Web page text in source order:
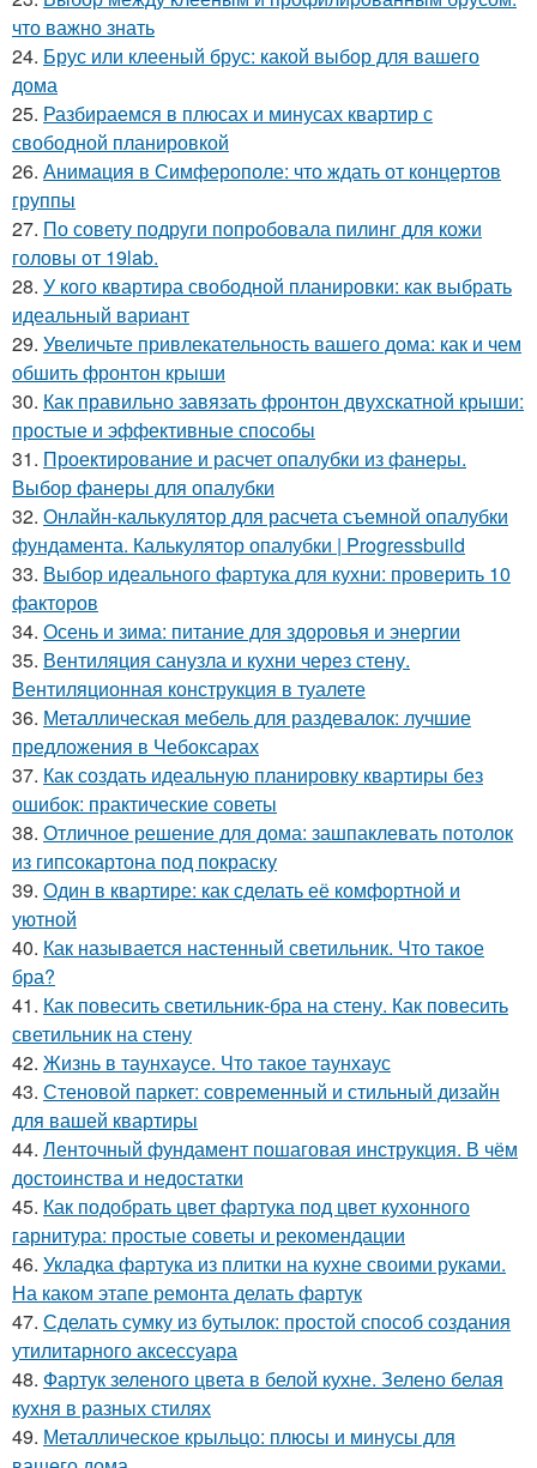
что важно знать
24. Брус или клееный брус: какой выбор для вашего
дома
25. Разбираемся в плюсах и минусах квартир с
свободной планировкой
26. Анимация в Симферополе: что ждать от концертов
группы
27. По совету подруги попробовала пилинг для кожи
головы от 19lab.
28. У кого квартира свободной планировки: как выбрать
идеальный вариант
29. Увеличьте привлекательность вашего дома: как и чем
обшить фронтон крыши
30. Как правильно завязать фронтон двухскатной крыши:
простые и эффективные способы
31. Проектирование и расчет опалубки из фанеры.
Выбор фанеры для опалубки
32. Онлайн-калькулятор для расчета съемной опалубки
фундамента. Калькулятор опалубки | Progressbuild
33. Выбор идеального фартука для кухни: проверить 10
факторов
34. Осень и зима: питание для здоровья и энергии
35. Вентиляция санузла и кухни через стену.
Вентиляционная конструкция в туалете
36. Металлическая мебель для раздевалок: лучшие
предложения в Чебоксарах
37. Как создать идеальную планировку квартиры без
ошибок: практические советы
38. Отличное решение для дома: зашпаклевать потолок
из гипсокартона под покраску
39. Один в квартире: как сделать её комфортной и
уютной
40. Как называется настенный светильник. Что такое
бра?
41. Как повесить светильник-бра на стену. Как повесить
светильник на стену
42. Жизнь в таунхаусе. Что такое таунхаус
43. Стеновой паркет: современный и стильный дизайн
для вашей квартиры
44. Ленточный фундамент пошаговая инструкция. В чём
достоинства и недостатки
45. Как подобрать цвет фартука под цвет кухонного
гарнитура: простые советы и рекомендации
46. Укладка фартука из плитки на кухне своими руками.
На каком этапе ремонта делать фартук
47. Сделать сумку из бутылок: простой способ создания
утилитарного аксессуара
48. Фартук зеленого цвета в белой кухне. Зелено белая
кухня в разных стилях
49. Металлическое крыльцо: плюсы и минусы для